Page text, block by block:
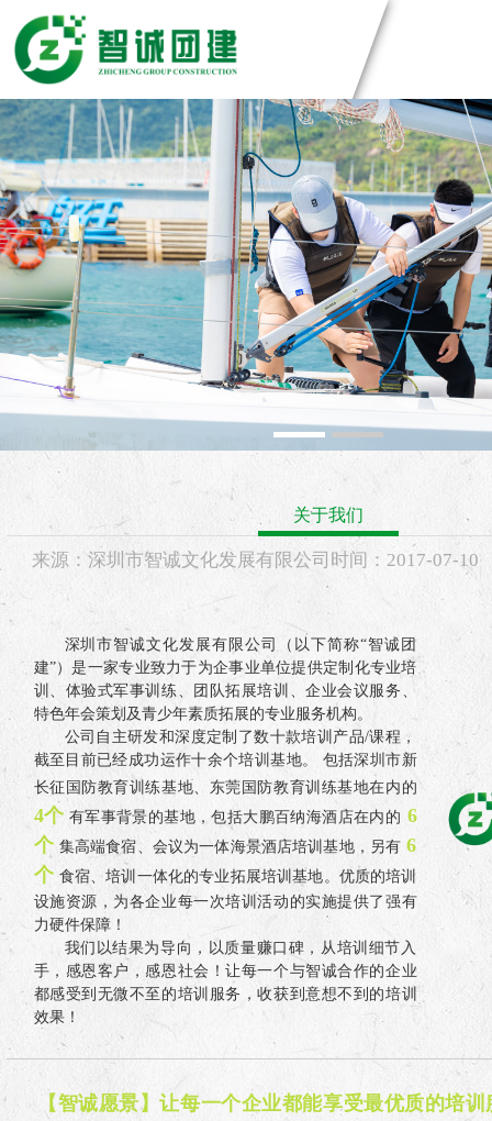
团建方案
主题团建系列
匠人制作系列
音乐释压系列
数字团建系列
文化赋能系列
组织运动系列
团建基地
深圳基地
广州基地
东莞基地
惠州基地
佛山基地
清远基地
河源基地
案例展示
创新科技公司
生产制造企业
银行保险证券
服务管理资询
学校培训机构
定制化方案
视频中心
智诚团队
联系智诚
关于我们
来源： 深圳市智诚文化发展有限公司 时间： 2017-07-10
深圳市智诚文化发展有限公司（以下简称“智诚团
建”）是一家专业致力于为企事业单位提供定制化专业培
训、体验式军事训练、团队拓展培训、企业会议服务、
特色年会策划及青少年素质拓展的专业服务机构。
公司自主研发和深度定制了数十款培训产品/课程，
截至目前已经成功运作十余个培训基地。 包括深圳市新
长征国防教育训练基地、东莞国防教育训练基地在内的
4个 有军事背景的基地，包括大鹏百纳海酒店在内的 6
个 集高端食宿、会议为一体海景酒店培训基地，另有 6
个 食宿、培训一体化的专业拓展培训基地。优质的培训
设施资源，为各企业每一次培训活动的实施提供了强有
力硬件保障！
我们以结果为导向，以质量赚口碑，从培训细节入
手，感恩客户，感恩社会！让每一个与智诚合作的企业
都感受到无微不至的培训服务，收获到意想不到的培训
效果！
【智诚愿景】让每一个企业都能享受最优质的培